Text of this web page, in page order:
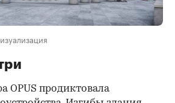
OPUS продиктовала